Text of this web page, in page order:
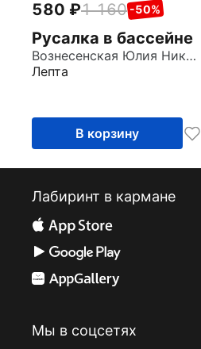
580 1 160 -50%
Русалка в бассейне
Вознесенская Юлия Николаевна
Лепта
В корзину
Лабиринт в кармане
Мы в соцсетях